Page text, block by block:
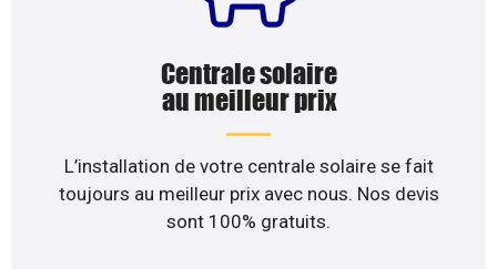
Centrale solaire
au meilleur prix
L’installation de votre centrale solaire se fait
toujours au meilleur prix avec nous. Nos devis
sont 100% gratuits.